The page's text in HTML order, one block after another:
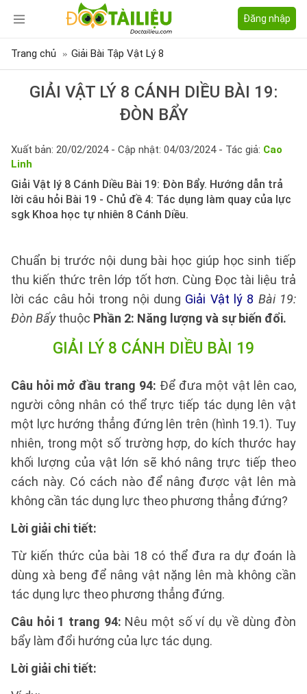
Đăng nhập
Trang chủ Giải Bài Tập Vật Lý 8
GIẢI VẬT LÝ 8 CÁNH DIỀU BÀI 19:
ĐÒN BẨY
Xuất bản: 20/02/2024 - Cập nhật: 04/03/2024 - Tác giả: Cao
Linh
Giải Vật lý 8 Cánh Diều Bài 19: Đòn Bẩy. Hướng dẫn trả
lời câu hỏi Bài 19 - Chủ đề 4: Tác dụng làm quay của lực
sgk Khoa học tự nhiên 8 Cánh Diều.
Chuẩn bị trước nội dung bài học giúp học sinh tiếp
thu kiến thức trên lớp tốt hơn. Cùng Đọc tài liệu trả
lời các câu hỏi trong nội dung Giải Vật lý 8 Bài 19:
Đòn Bẩythuộc Phần 2: Năng lượng và sự biến đổi.
GIẢI LÝ 8 CÁNH DIỀU BÀI 19
Câu hỏi mở đầu trang 94: Để đưa một vật lên cao,
người công nhân có thể trực tiếp tác dụng lên vật
một lực hướng thẳng đứng lên trên (hình 19.1). Tuy
nhiên, trong một số trường hợp, do kích thước hay
khối lượng của vật lớn sẽ khó nâng trực tiếp theo
cách này. Có cách nào để nâng được vật lên mà
không cần tác dụng lực theo phương thẳng đứng?
Lời giải chi tiết:
Từ kiến thức của bài 18 có thể đưa ra dự đoán là
dùng xà beng để nâng vật nặng lên mà không cần
tác dụng lực theo phương thẳng đứng.
Câu hỏi 1 trang 94: Nêu một số ví dụ về dùng đòn
bẩy làm đổi hướng của lực tác dụng.
Lời giải chi tiết: